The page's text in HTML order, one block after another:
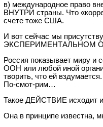
в) международное право
ВНУТРИ страны. Что
счете тоже США.
И вот сейчас мы
ЭКСПЕРИМЕНТАЛЬНОМ
Россия показывает миру и
ООН или любой иной
творить, что ей
По-смот-рим…
Такое ДЕЙСТВИЕ
Она в принципе известна,